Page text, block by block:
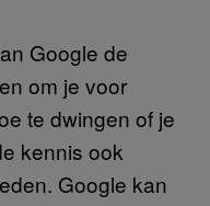
Google de
om je voor
te dwingen of je
kennis ook
Google kan